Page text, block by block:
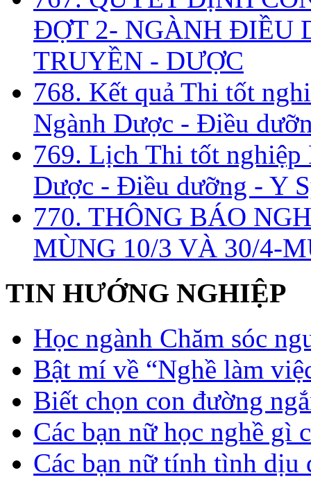
ĐỢT 2- NGÀNH ĐIỀU
TRUYỀN - DƯỢC
768. Kết quả Thi tốt
Ngành Dược - Điều
769. Lịch Thi tốt
Dược - Điều dưỡng - Y
770. THÔNG BÁO
MÙNG 10/3 VÀ 30/4-
TIN HƯỚNG NGHIỆP
Học ngành Chăm sóc
Bật mí về “Nghề làm
Biết chọn con đường
Các bạn nữ học nghề gì
Các bạn nữ tính tình dịu